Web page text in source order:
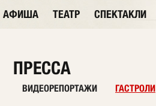
АФИША ТЕАТР СПЕКТАКЛИ
ПРЕССА
ВИДЕОРЕПОРТАЖИ ГАСТРОЛИ